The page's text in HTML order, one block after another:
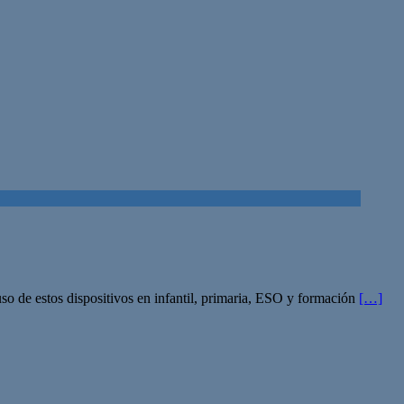
de estos dispositivos en infantil, primaria, ESO y formación […]